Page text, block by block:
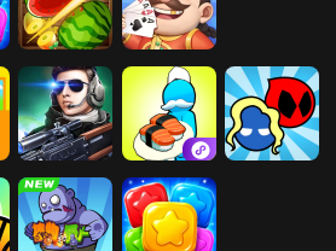
切水果3D版 易起斗地主
枪神精英 回转寿司餐厅